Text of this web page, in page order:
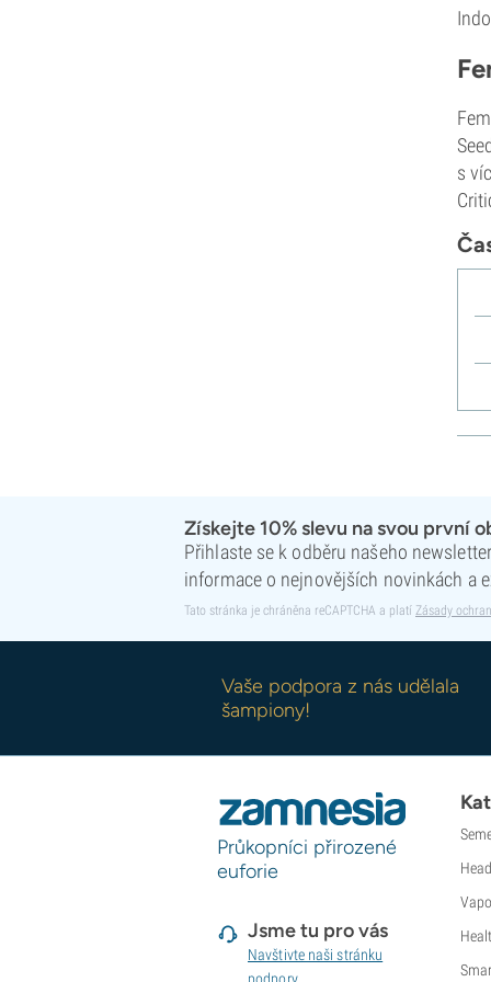
s
Sweet Seeds
TICAL
T.H. Seeds
Vision Seeds
White Label
World of Seeds
Získejte 10% slevu na svou první
Přihlaste se k odběru našeho
informace o nejnovějších novinkách a
Tato stránka je chráněna reCAPTCHA a platí Zásady
Vaše podpora z nás udělala
šampiony!
Průkopníci přirozené
euforie
Jsme tu pro vás
Navštivte naši stránku